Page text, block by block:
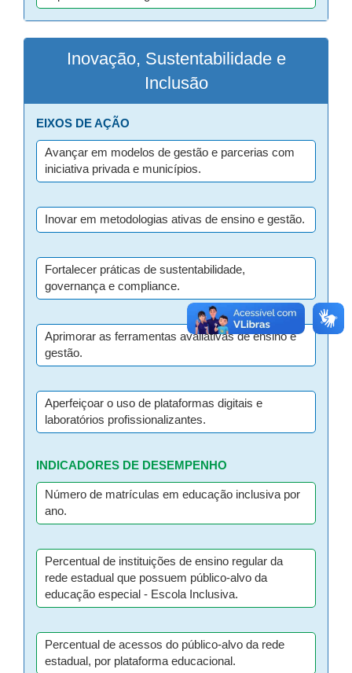
Inovação, Sustentabilidade e
Inclusão
EIXOS DE AÇÃO
Avançar em modelos de gestão e parcerias com
iniciativa privada e municípios.
Inovar em metodologias ativas de ensino e gestão.
Fortalecer práticas de sustentabilidade,
governança e compliance.
Aprimorar as ferramentas avaliativas de ensino e
gestão.
Aperfeiçoar o uso de plataformas digitais e
laboratórios profissionalizantes.
INDICADORES DE DESEMPENHO
Número de matrículas em educação inclusiva por
ano.
Percentual de instituições de ensino regular da
rede estadual que possuem público-alvo da
educação especial - Escola Inclusiva.
Percentual de acessos do público-alvo da rede
estadual, por plataforma educacional.